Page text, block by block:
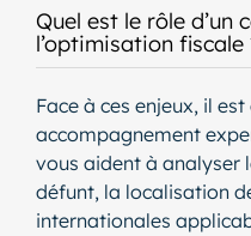
Quel est le rôle d’un
l’optimisation fiscale
Face à ces enjeux, il
accompagnement
vous aident à analyser
défunt, la localisation
internationales